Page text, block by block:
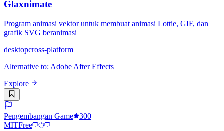
Glaxnimate
Program animasi vektor untuk membuat animasi Lottie, GIF, dan
grafik SVG beranimasi
desktopcross-platform
Alternative to: Adobe After Effects
Explore
Pengembangan Game
300
MITFree